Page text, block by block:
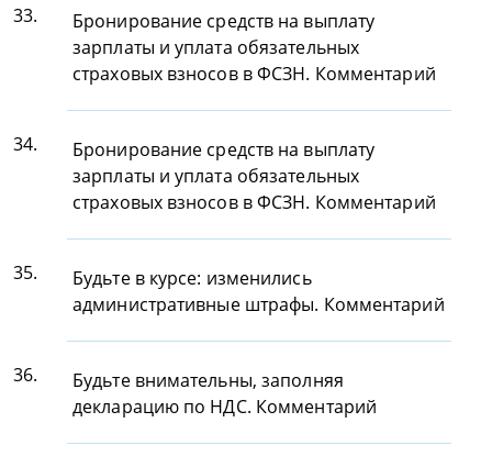
33.
Бронирование средств на выплату
зарплаты и уплата обязательных
страховых взносов в ФСЗН. Комментарий
34.
Бронирование средств на выплату
зарплаты и уплата обязательных
страховых взносов в ФСЗН. Комментарий
35.
Будьте в курсе: изменились
административные штрафы. Комментарий
36.
Будьте внимательны, заполняя
декларацию по НДС. Комментарий